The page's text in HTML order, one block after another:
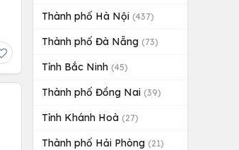
Thành phố Hà Nội (437)
Thành phố Đà Nẵng (73)
Tỉnh Bắc Ninh (45)
Thành phố Đồng Nai (39)
Tỉnh Khánh Hoà (27)
Thành phố Hải Phòng (21)